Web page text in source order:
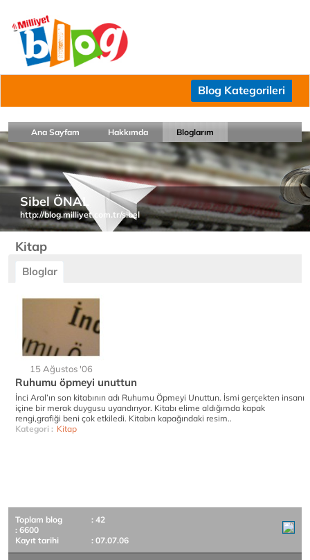
Blog Kategorileri
Ana Sayfam Hakkımda Bloglarım
Sibel ÖNAL
http://blog.milliyet.com.tr/sibel
Kitap
Bloglar
15 Ağustos '06
Ruhumu öpmeyi unuttun
İnci Aral’ın son kitabının adı Ruhumu Öpmeyi Unuttun. İsmi gerçekten insanı
içine bir merak duygusu uyandırıyor. Kitabı elime aldığımda kapak
rengi,grafiği beni çok etkiledi. Kitabın kapağındaki resim..
Kategori : Kitap
Toplam blog
: 42
: 6600
Kayıt tarihi
: 07.07.06